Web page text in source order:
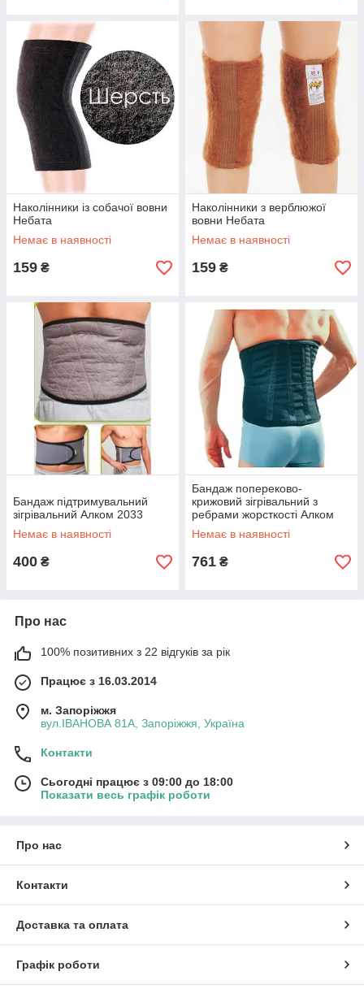
Наколінники із собачої вовни
Небата
Немає в наявності
159 ₴
Наколінники з верблюжої
вовни Небата
Немає в наявності
159 ₴
Бандаж підтримувальний
зігрівальний Алком 2033
Немає в наявності
400 ₴
Бандаж попереково-
крижовий зігрівальний з
ребрами жорсткості Алком
2038
Немає в наявності
761 ₴
Про нас
100% позитивних з 22 відгуків за рік
Працює з 16.03.2014
м. Запоріжжя
вул.ІВАНОВА 81А, Запоріжжя, Україна
Контакти
Сьогодні працює з 09:00 до 18:00
Показати весь графік роботи
Про нас
Контакти
Доставка та оплата
Графік роботи